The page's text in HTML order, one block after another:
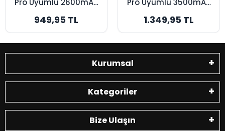
Pro Uyumlu 2600mAh
Bataryası - Orijinal
Kapasite
949,95 TL
Pro Uyumlu 3500mAh
Bataryası -
Maksimum Kapasite
1.349,95 TL
Kurumsal
Kategoriler
Bize Ulaşın